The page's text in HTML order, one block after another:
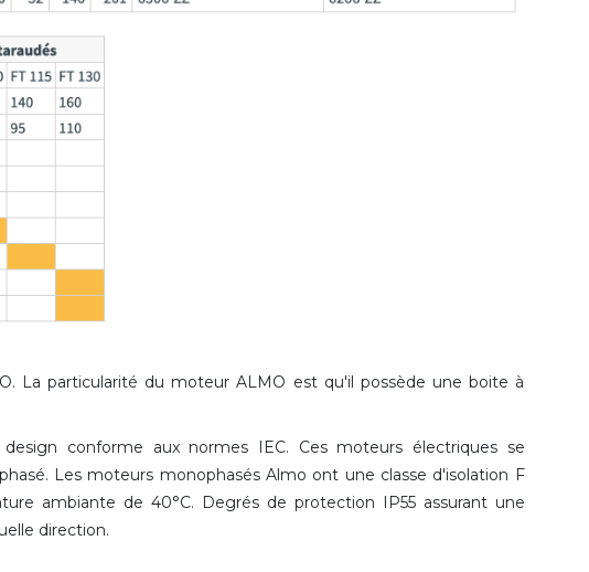
La particularité du moteur ALMO est qu'il possède une boite à
conforme aux normes IEC. Ces moteurs électriques se
Les moteurs monophasés Almo ont une classe d'isolation F
ambiante de 40°C. Degrés de protection IP55 assurant une
direction.